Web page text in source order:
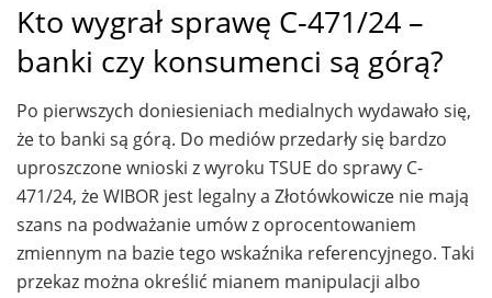
Kto wygrał sprawę C-471/24 –
banki czy konsumenci są górą?
Po pierwszych doniesieniach medialnych wydawało się,
że to banki są górą. Do mediów przedarły się bardzo
uproszczone wnioski z wyroku TSUE do sprawy C-
471/24, że WIBOR jest legalny a Złotówkowicze nie mają
szans na podważanie umów z oprocentowaniem
zmiennym na bazie tego wskaźnika referencyjnego. Taki
przekaz można określić mianem manipulacji albo